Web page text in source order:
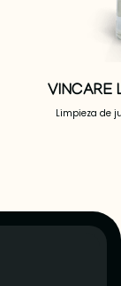
Limpieza de